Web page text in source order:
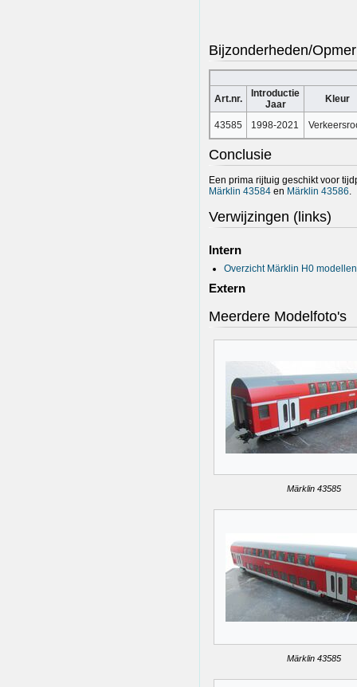
Bijzonderheden/
Art.nr.
Introductie
Jaar
Kleur
43585 1998-2021
Conclusie
Een prima rijtuig geschikt voor
Märklin 43584 en Märklin 43586.
Verwijzingen (links)
Intern
Overzicht Märklin H0
Extern
Meerdere Modelfoto's
Märklin 43585
Märklin 43585